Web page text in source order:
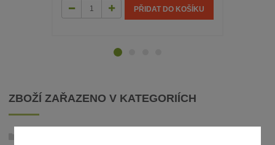
PŘIDAT DO KOŠÍKU
ZBOŽÍ ZAŘAZENO V KATEGORIÍCH